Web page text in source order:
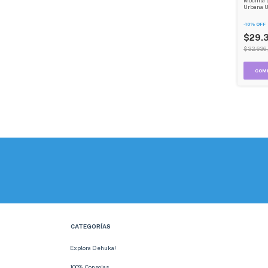
Urbana
-10% OFF
CATEGORÍAS
Explora Dehuka!